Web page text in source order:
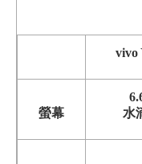
vivo
螢幕
水